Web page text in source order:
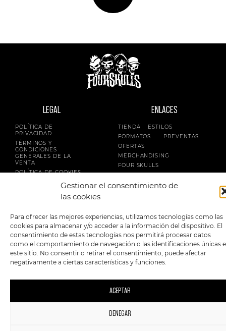
Gestionar el consentimiento de
las cookies
Para ofrecer las mejores experiencias, utilizamos tecnologías como las
cookies para almacenar y/o acceder a la información del dispositivo. El
consentimiento de estas tecnologías nos permitirá procesar datos
como el comportamiento de navegación o las identificaciones únicas
este sitio. No consentir o retirar el consentimiento, puede afectar
negativamente a ciertas características y funciones.
ACEPTAR
DENEGAR
LEGAL
POLÍTICA DE
PRIVACIDAD
TÉRMINOS Y
CONDICIONES
GENERALES DE LA
VENTA
POLÍTICA DE COOKIES
ENLACES
TIENDA
ESTILOS
FORMATOS
PREVENTAS
OFERTAS
MERCHANDISING
FOUR SKULLS
SIGUENOS EN:
2023 FourSkulls. Reservados todos los derechos.